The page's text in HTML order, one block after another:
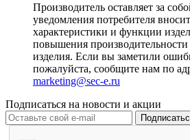
Производитель оставляет за
уведомления потребителя
характеристики и функции
повышения производительности
изделия. Если вы заметили
пожалуйста, сообщите нам по
marketing@sec-e.ru
Подписаться на новости и акции